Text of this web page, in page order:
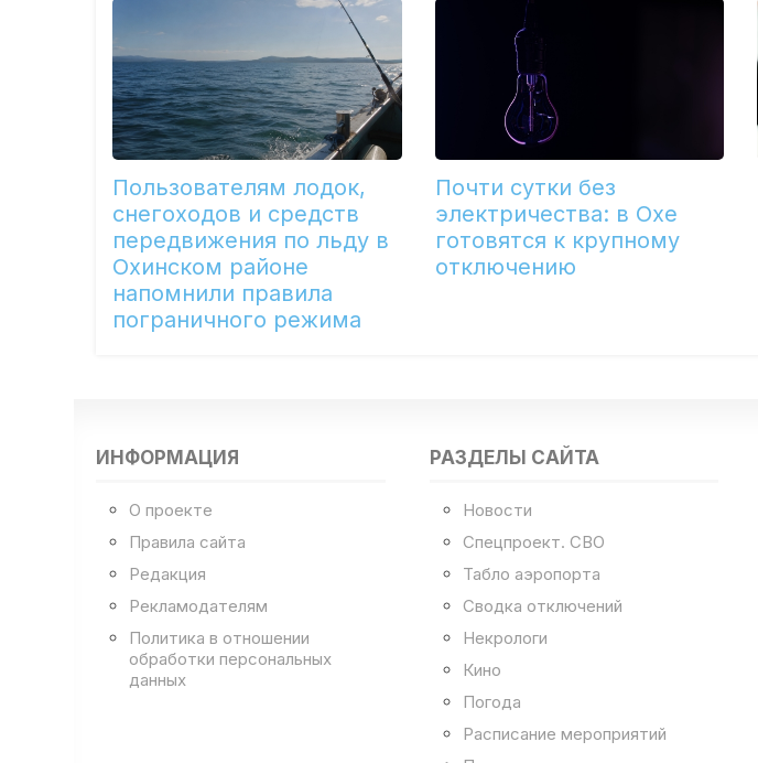
Пользователям лодок,
снегоходов и средств
передвижения по льду в
Охинском районе
напомнили правила
пограничного режима
Почти сутки без
электричества: в Охе
готовятся к крупному
отключению
ИНФОРМАЦИЯ
О проекте
Правила сайта
Редакция
Рекламодателям
Политика в отношении
обработки персональных
данных
РАЗДЕЛЫ САЙТА
Новости
Спецпроект. СВО
Табло аэропорта
Сводка отключений
Некрологи
Кино
Погода
Расписание мероприятий